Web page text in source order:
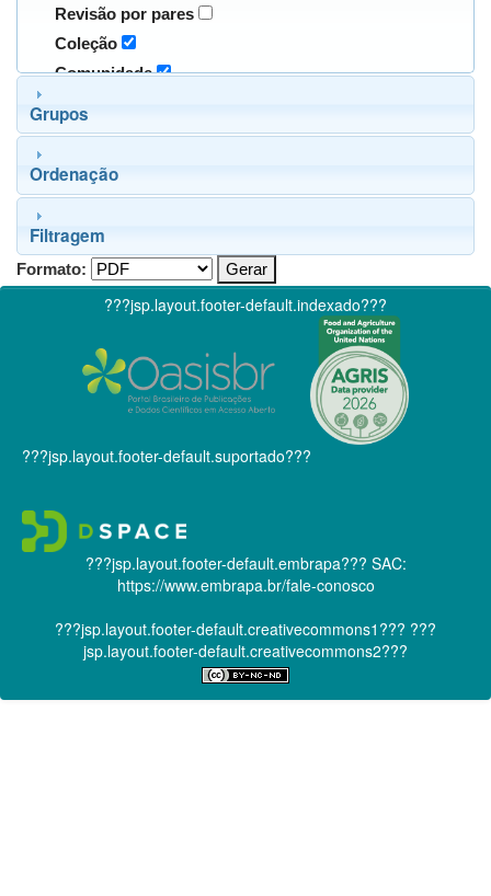
Revisão por pares
Coleção
Comunidade
Grupos
Ordenação
Filtragem
Formato:
???jsp.layout.footer-default.indexado???
???jsp.layout.footer-default.suportado???
???jsp.layout.footer-default.embrapa??? SAC:
https://www.embrapa.br/fale-conosco
???jsp.layout.footer-default.creativecommons1??? ???
jsp.layout.footer-default.creativecommons2???